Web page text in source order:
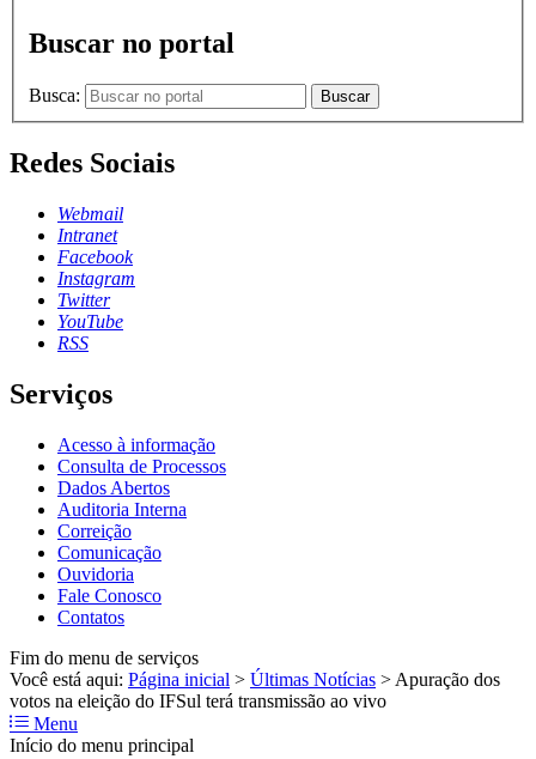
Buscar no portal
Busca: Buscar
Redes Sociais
Webmail
Intranet
Facebook
Instagram
Twitter
YouTube
RSS
Serviços
Acesso à informação
Consulta de Processos
Dados Abertos
Auditoria Interna
Correição
Comunicação
Ouvidoria
Fale Conosco
Contatos
Fim do menu de serviços
Você está aqui: Página inicial > Últimas Notícias > Apuração dos
votos na eleição do IFSul terá transmissão ao vivo
Menu
Início do menu principal